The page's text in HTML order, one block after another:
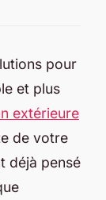
pour
et plus
extérieure
de votre
déjà pensé